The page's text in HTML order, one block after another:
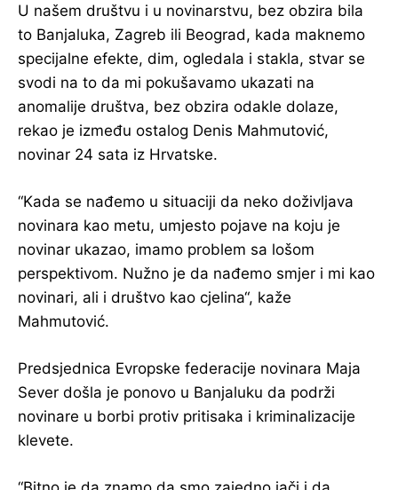
U našem društvu i u novinarstvu, bez obzira bila
to Banjaluka, Zagreb ili Beograd, kada maknemo
specijalne efekte, dim, ogledala i stakla, stvar se
svodi na to da mi pokušavamo ukazati na
anomalije društva, bez obzira odakle dolaze,
rekao je između ostalog Denis Mahmutović,
novinar 24 sata iz Hrvatske.
“Kada se nađemo u situaciji da neko doživljava
novinara kao metu, umjesto pojave na koju je
novinar ukazao, imamo problem sa lošom
perspektivom. Nužno je da nađemo smjer i mi kao
novinari, ali i društvo kao cjelina“, kaže
Mahmutović.
Predsjednica Evropske federacije novinara Maja
Sever došla je ponovo u Banjaluku da podrži
novinare u borbi protiv pritisaka i kriminalizacije
klevete.